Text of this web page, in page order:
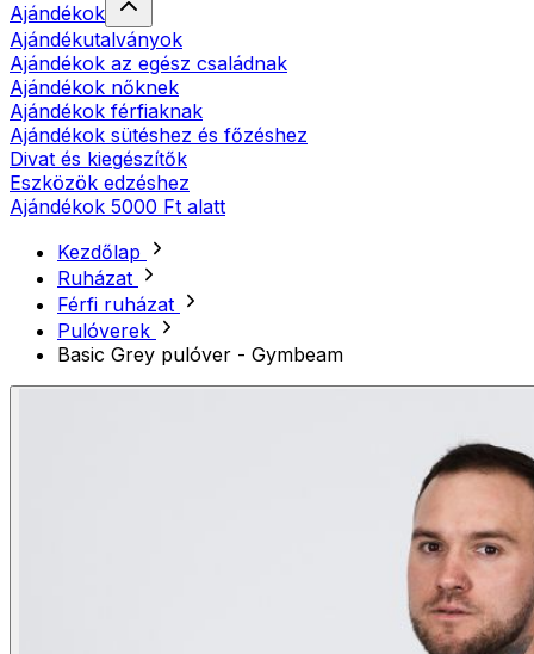
Ajándékok
Ajándékutalványok
Ajándékok az egész családnak
Ajándékok nőknek
Ajándékok férfiaknak
Ajándékok sütéshez és főzéshez
Divat és kiegészítők
Eszközök edzéshez
Ajándékok 5000 Ft alatt
Kezdőlap
Ruházat
Férfi ruházat
Pulóverek
Basic Grey pulóver - Gymbeam